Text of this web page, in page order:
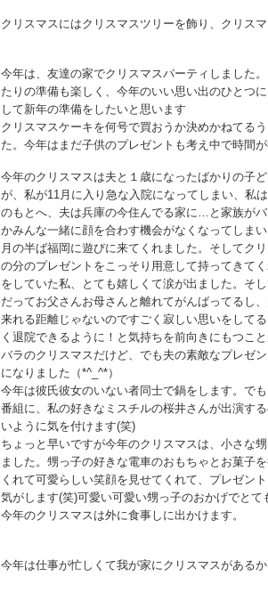
クリスマスにはクリスマスツリーを飾り、クリス
今年は、友達の家でクリスマスパーティしました
たりの準備も楽しく、今年のいい思い出のひとつ
して新年の準備をしたいと思います
クリスマスケーキを何号で買おうか決めかねてる
た。今年はまだ子供のプレゼントも考え中で時間
今年のクリスマスは夫と１歳になったばかりの子
が、私が11月に入り急な入院になってしまい、私
のもとへ、夫は兵庫の今住んでる家に…と家族が
かみんな一緒に顔を合わす機会がなくなってしま
月の半ば福岡に遊びに来てくれました。そしてク
の分のプレゼントをこっそり用意して持ってきて
をしていた私、とても嬉しくて涙が出ました。そ
だってお父さんお母さんと離れてがんばってるし
来れる距離じゃないのですごく寂しい思いをして
く退院できるように！と気持ちを前向きにもつこ
バラのクリスマスだけど、でも夫の素敵なプレゼ
になりました（*^_^*）
今年は彼氏彼女のいない者同士で鍋をします。で
番組に、私の好きなミスチルの桜井さんが出演す
いように気を付けます(笑)
ちょっと早いですが今年のクリスマスは、小さな
ました。甥っ子の好きな電車のおもちゃとお菓子
くれて可愛らしい笑顔を見せてくれて、プレゼン
気がします(笑)可愛い可愛い甥っ子のおかげでとて
今年のクリスマスは外に食事しに出かけます。
今年は仕事が忙しくて我が家にクリスマスがある